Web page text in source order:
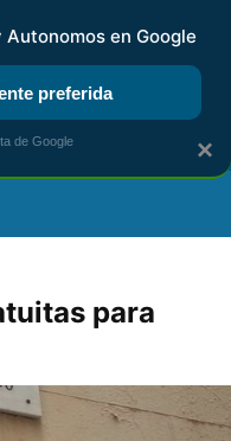
DIGITAL RENTA
para
×
en Google
preferida
de Google